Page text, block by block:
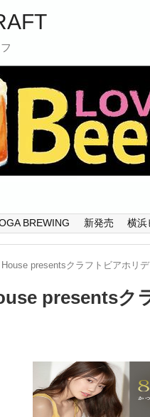
BREWING 新発売 横浜
House presentsクラフトビアホリ
presentsク